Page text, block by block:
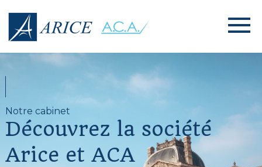
Notre cabinet
Découvrez la société
Arice et ACA